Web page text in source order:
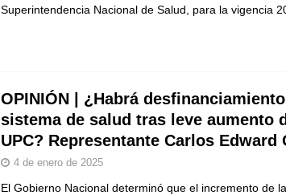
Superintendencia Nacional de Salud, para la vigencia
OPINIÓN | ¿Habrá
sistema de salud tras leve aumento
UPC? Representante Carlos Edward
4 de enero de 2025
El Gobierno Nacional determinó que el incremento de